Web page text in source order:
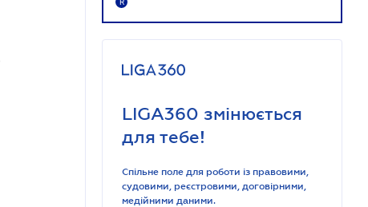
R
LIGA360 змінюється
для тебе!
Спільне поле для роботи із правовими,
судовими, реєстровими, договірними,
медійними даними.